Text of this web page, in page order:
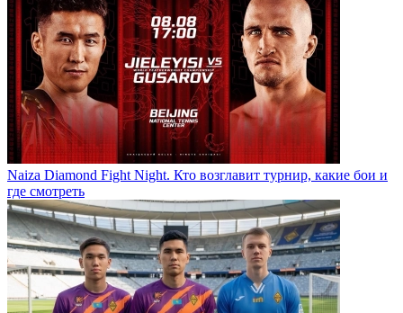
Naiza Diamond Fight Night. Кто возглавит турнир, какие бои и
где смотреть